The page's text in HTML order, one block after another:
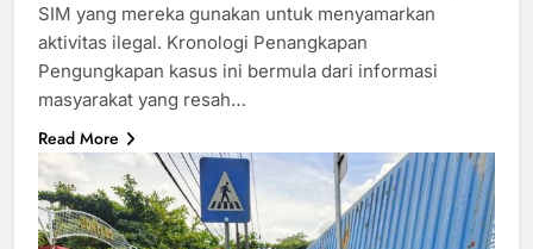
SIM yang mereka gunakan untuk menyamarkan
aktivitas ilegal. Kronologi Penangkapan
Pengungkapan kasus ini bermula dari informasi
masyarakat yang resah…
Read More